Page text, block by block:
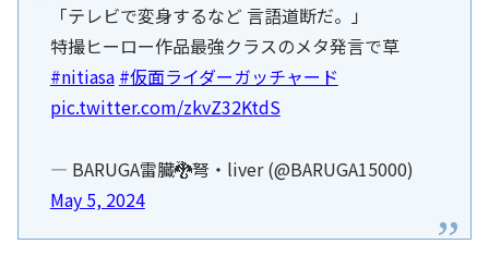
「テレビで変身するなど 言語道断だ。」
特撮ヒーロー作品最強クラスのメタ発言で草
#nitiasa #仮面ライダーガッチャード
pic.twitter.com/zkvZ32KtdS
— BARUGA雷臓🐉弩・liver (@BARUGA15000)
May 5, 2024